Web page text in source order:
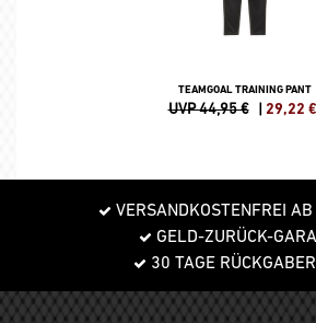
TEAMGOAL TRAINING PANT
UVP 44,95 € | 29,22 €
VERSANDKOSTENFREI
GELD-ZURÜCK-
30 TAGE